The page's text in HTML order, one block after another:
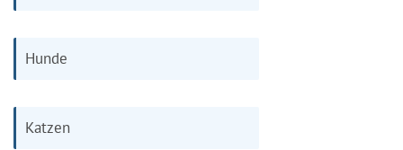
Hunde
Katzen